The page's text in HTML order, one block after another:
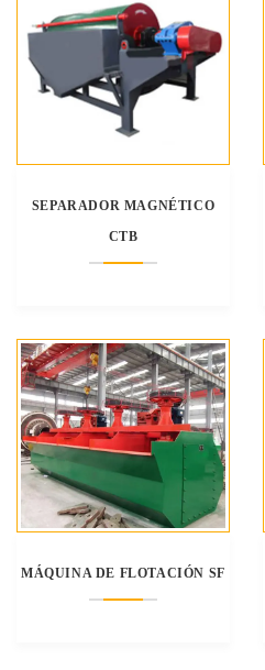
SEPARADOR MAGNÉTICO
CTB
MÁQUINA DE FLOTACIÓN SF